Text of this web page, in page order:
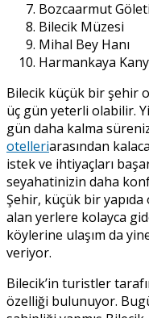
Bozcaarmut Göleti
Bilecik Müzesi
Mihal Bey Hanı
Harmankaya
Bilecik küçük bir şehir
üç gün yeterli olabilir.
gün daha kalma
otelleriarasından
istek ve ihtiyaçları
seyahatinizin daha
Şehir, küçük bir
alan yerlere kolayca
köylerine ulaşım da
veriyor.
Bilecik’in turistler
özelliği bulunuyor.